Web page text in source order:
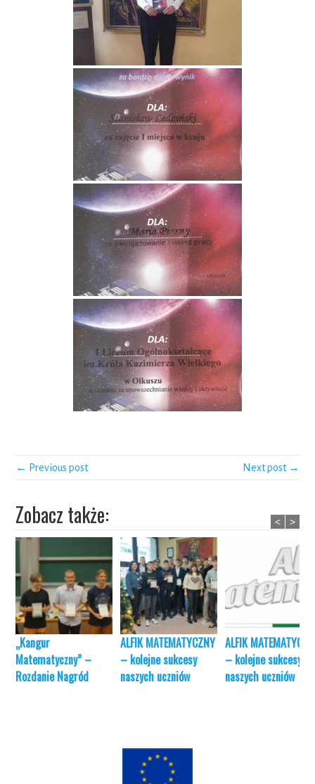
← Previous post Next post →
Zobacz także:
„Kangur
Matematyczny” –
Rozdanie Nagród
ALFIK MATEMATYCZNY
– kolejne sukcesy
naszych uczniów
ALFIK
– kolejne sukcesy
naszych uczniów
< >